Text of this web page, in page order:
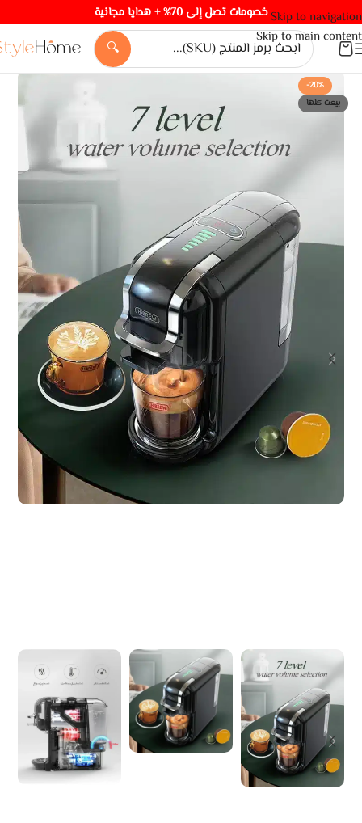
Skip to navigation
Skip to main content
خصومات تصل إلى 70% + هدايا مجانية
🔍
-20%
بيعت كلها